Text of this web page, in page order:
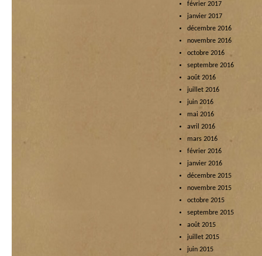
février 2017
janvier 2017
décembre 2016
novembre 2016
octobre 2016
septembre 2016
août 2016
juillet 2016
juin 2016
mai 2016
avril 2016
mars 2016
février 2016
janvier 2016
décembre 2015
novembre 2015
octobre 2015
septembre 2015
août 2015
juillet 2015
juin 2015